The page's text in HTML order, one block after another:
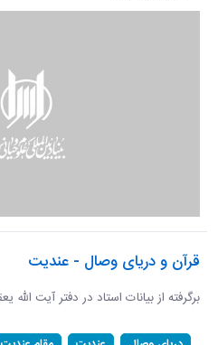
قرآن و دریای وصال - عندیت
برگرفته از بیانات استاد در دفتر آیت الله